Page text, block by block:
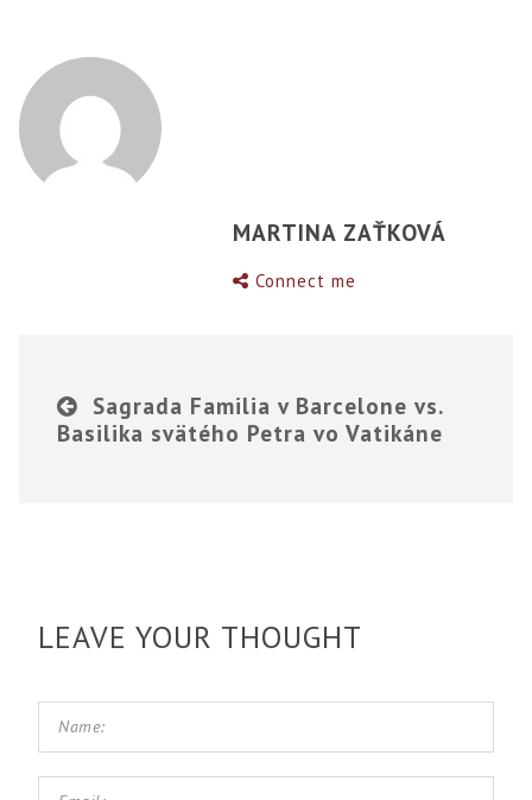
MARTINA ZAŤKOVÁ
Connect me
Sagrada Familia v Barcelone vs.
Basilika svätého Petra vo Vatikáne
LEAVE YOUR THOUGHT